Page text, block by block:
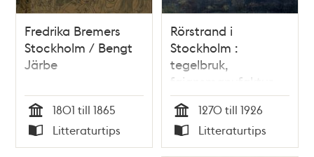
Fredrika Bremers
Stockholm / Bengt
Järbe
Tid
1801 till 1865
Typ
Litteraturtips
Rörstrand i
Stockholm :
tegelbruk,
fajansmanufaktur
och keramisk
storindustri 1270-
1926 / Carl-Henrik
Ankarberg, Bengt
Tid
1270 till 1926
Typ
Litteraturtips